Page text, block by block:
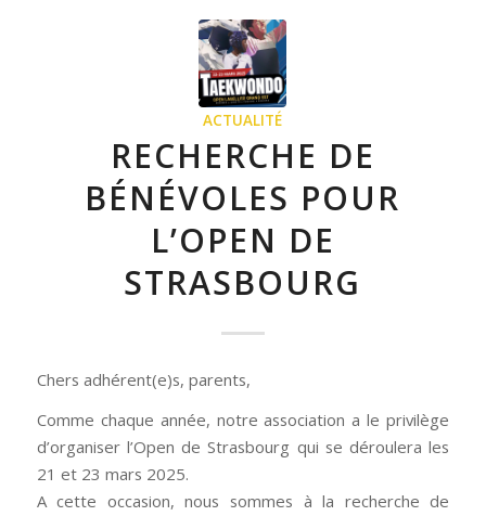
ACTUALITÉ
RECHERCHE DE
BÉNÉVOLES POUR
L’OPEN DE
STRASBOURG
Chers adhérent(e)s, parents,
Comme chaque année, notre association a le privilège
d’organiser l’Open de Strasbourg qui se déroulera les
21 et 23 mars 2025.
A cette occasion, nous sommes à la recherche de